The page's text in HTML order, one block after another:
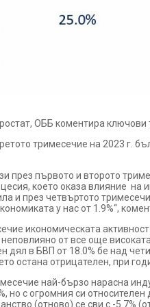
ОББ коментира
тримесечие на 2023 г.
през първото и второто
което оказа влияние
и през четвъртото
у нас от 1.9%“,
икономическата
от все още
дял в БВП от 18.0% бе над
остана отрицателен, при
най-бързо нарасна
но с огромния си
(отново) се сви с -5.7%